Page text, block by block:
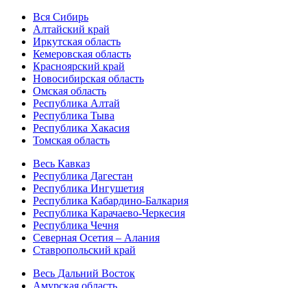
Вся Сибирь
Алтайский край
Иркутская область
Кемеровская область
Красноярский край
Новосибирская область
Омская область
Республика Алтай
Республика Тыва
Республика Хакасия
Томская область
Весь Кавказ
Республика Дагестан
Республика Ингушетия
Республика Кабардино-Балкария
Республика Карачаево-Черкесия
Республика Чечня
Северная Осетия – Алания
Ставропольский край
Весь Дальний Восток
Амурская область